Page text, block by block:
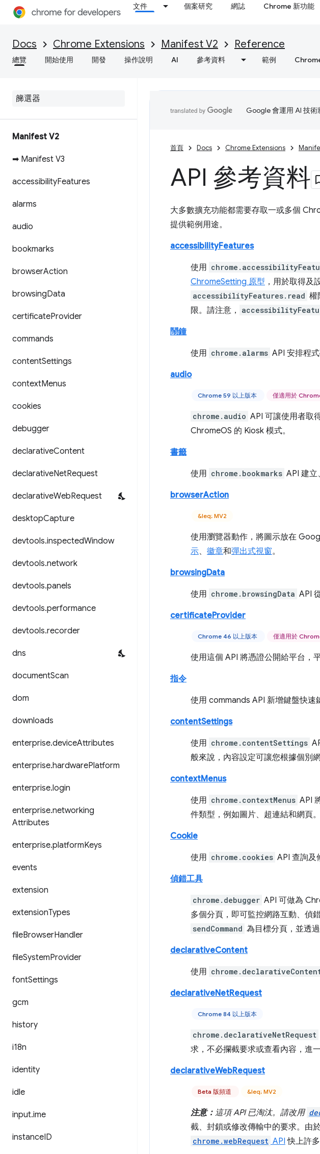
文件 個案研究 網誌 Chrome 新功能
Docs Chrome Extensions Manifest V2 Reference
總覽 開始使用 開發 操作說明 AI 參考資料 範例
Manifest V2
➡ Manifest V3
accessibilityFeatures
alarms
audio
bookmarks
browserAction
browsingData
certificateProvider
commands
contentSettings
contextMenus
cookies
debugger
declarativeContent
declarativeNetRequest
declarativeWebRequest
desktopCapture
devtools.inspectedWindow
devtools.network
devtools.panels
devtools.performance
devtools.recorder
dns
documentScan
dom
downloads
enterprise.deviceAttributes
enterprise.hardwarePlatform
enterprise.login
enterprise.networking
Attributes
enterprise.platformKeys
events
extension
extensionTypes
fileBrowserHandler
fileSystemProvider
fontSettings
gcm
history
i18n
identity
idle
input.ime
instanceID
Google 會運用 AI 技術
首頁 Docs Chrome Extensions
API 參考資料
大多數擴充功能都需要存取一或多個
提供範例用途。
accessibilityFeatures
使用
ChromeSetting 原型 ，用於取得及
accessibilityFeatures.read 權
限。請注意，
鬧鐘
使用 chrome.alarms API 安排程
audio
Chrome 59 以上版本 僅適用於
chrome.audio API 可讓使用者取
ChromeOS 的 Kiosk 模式。
書籤
使用 chrome.bookmarks API 建
browserAction
&leq; MV2
使用瀏覽器動作，將圖示放在
示、 徽章和彈出式視窗。
browsingData
使用 chrome.browsingData API
certificateProvider
Chrome 46 以上版本 僅適用於
使用這個 API 將憑證公開給平台，
指令
使用 commands API 新增鍵盤快速
contentSettings
使用 chrome.contentSettings
般來說，內容設定可讓您根據個別
contextMenus
使用 chrome.contextMenus API
件類型，例如圖片、超連結和網頁。
Cookie
使用 chrome.cookies API 查詢及
偵錯工具
chrome.debugger API 可做為
多個分頁，即可監控網路互動、偵
sendCommand 為目標分頁，並透
declarativeContent
使用
declarativeNetRequest
Chrome 84 以上版本
chrome.declarativeNetRequest
求，不必攔截要求或查看內容，進
declarativeWebRequest
Beta 版頻道 &leq; MV2
注意： 這項 API 已淘汰。請改用
截、封鎖或修改傳輸中的要求。由
chrome.webRequest API 快上許